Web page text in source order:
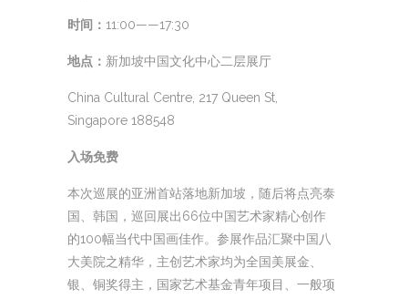
时间： 11:00——17:30
地点： 新加坡中国文化中心二层展厅
China Cultural Centre, 217 Queen St,
Singapore 188548
入场免费
本次巡展的亚洲首站落地新加坡，随后将点亮泰
国、韩国，巡回展出66位中国艺术家精心创作
的100幅当代中国画佳作。参展作品汇聚中国八
大美院之精华，主创艺术家均为全国美展金、
银、铜奖得主，国家艺术基金青年项目、一般项